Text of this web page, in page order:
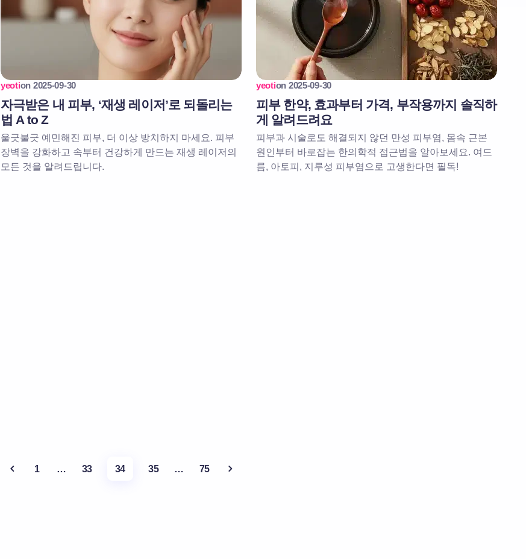
yeotion 2025-09-30
자극받은 내 피부, ‘재생 레이저’로 되돌리는
법 A to Z
울긋불긋 예민해진 피부, 더 이상 방치하지 마세요. 피부
장벽을 강화하고 속부터 건강하게 만드는 재생 레이저의
모든 것을 알려드립니다.
yeotion 2025-09-30
피부 한약, 효과부터 가격, 부작용까지 솔직하
게 알려드려요
피부과 시술로도 해결되지 않던 만성 피부염, 몸속 근본
원인부터 바로잡는 한의학적 접근법을 알아보세요. 여드
름, 아토피, 지루성 피부염으로 고생한다면 필독!
1 … 33 34 35 … 75